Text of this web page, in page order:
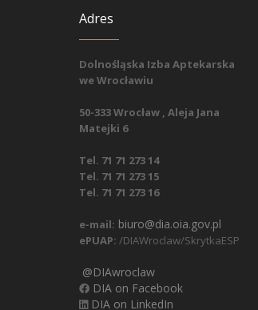
Adres
Dolnośląska Izba Aptekarska
we Wrocławiu
50-333 Wrocław , Aleja Jana
Matejki 6
Tel. 71 71 273 14
Tel. 71 71 273 15
Tel. 71 71 273 16
e-mail: biuro@dia.oia.gov.pl
ePUAP: /DIAWroclaw/SkrytkaESP
@DIAwroclaw
DIA on Facebook
DIA on LinkedIn